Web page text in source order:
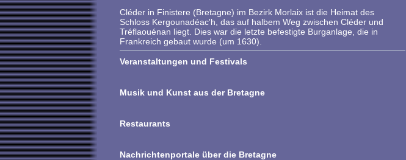
Cléder in Finistere (Bretagne) im Bezirk Morlaix ist die Heimat des
Schloss Kergounadéac'h, das auf halbem Weg zwischen Cléder und
Tréflaouénan liegt. Dies war die letzte befestigte Burganlage, die in
Frankreich gebaut wurde (um 1630).
Veranstaltungen und Festivals
Musik und Kunst aus der Bretagne
Restaurants
Nachrichtenportale über die Bretagne